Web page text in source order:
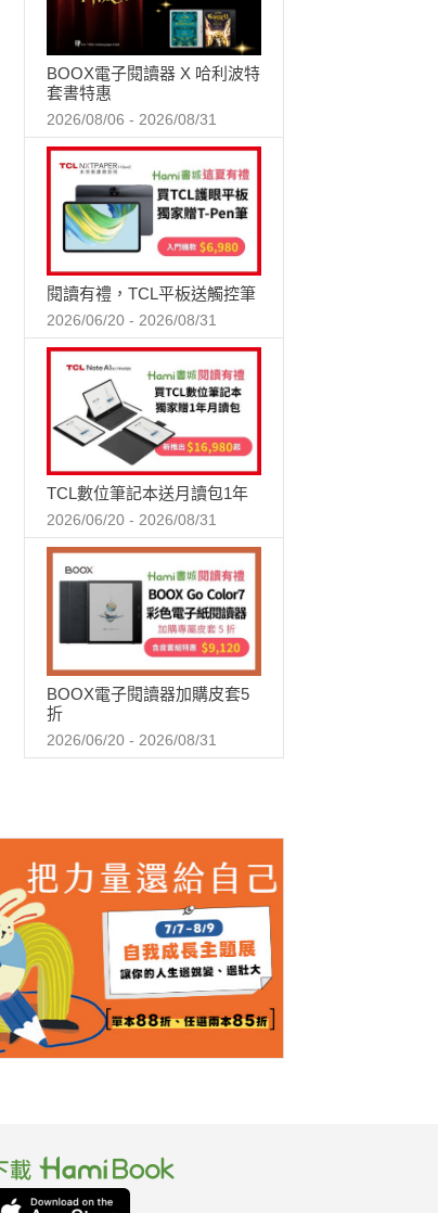
BOOX電子閱讀器 X 哈利波特
套書特惠
2026/08/06 - 2026/08/31
閱讀有禮，TCL平板送觸控筆
2026/06/20 - 2026/08/31
TCL數位筆記本送月讀包1年
2026/06/20 - 2026/08/31
BOOX電子閱讀器加購皮套5
折
2026/06/20 - 2026/08/31